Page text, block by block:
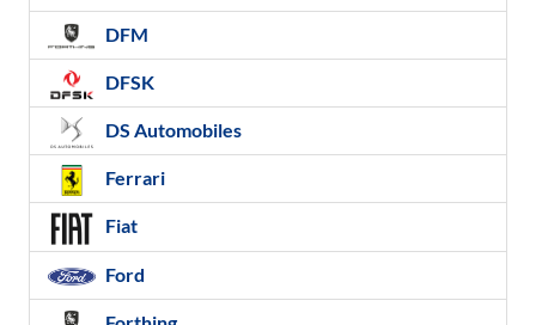
DFM
DFSK
DS Automobiles
Ferrari
Fiat
Ford